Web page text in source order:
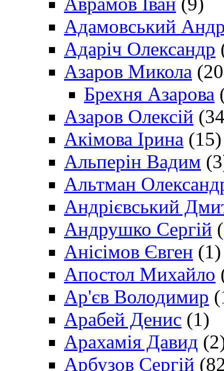
Адамовський
Адаріч Олександр
Азаров Микола
Брехня Азарова
Азаров Олексій
Акімова Ірина (15)
Альперін Вадим
Альтман
Андрієвський
Андрушко Сергій
Анісімов Євген (1)
Апостол Михайло
Ар'єв Володимир
Арабей Денис (1)
Арахамія Давид
Арбузов Сергій